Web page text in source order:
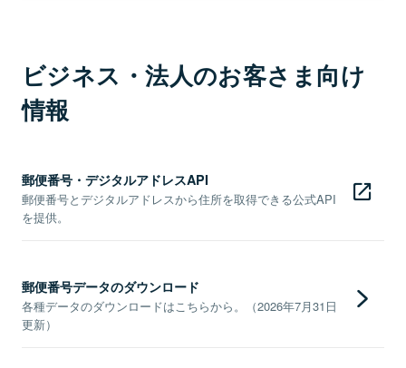
ビジネス・法人のお客さま向け
情報
郵便番号・デジタルアドレスAPI
郵便番号とデジタルアドレスから住所を取得できる公式API
を提供。
郵便番号データのダウンロード
各種データのダウンロードはこちらから。（2026年7月31日
更新）